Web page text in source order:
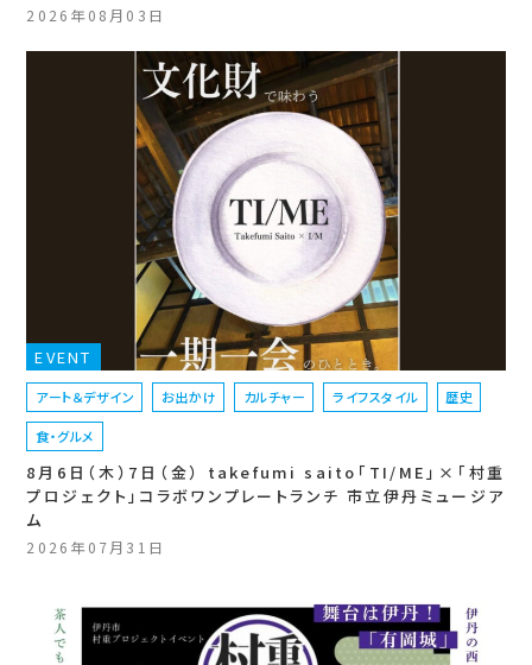
2026年08月03日
EVENT
アート＆デザイン お出かけ カルチャー ライフスタイル 歴史
食・グルメ
8月6日（木）7日（金） takefumi saito「TI/ME」×「村重
プロジェクト」コラボワンプレートランチ 市立伊丹ミュージア
ム
2026年07月31日